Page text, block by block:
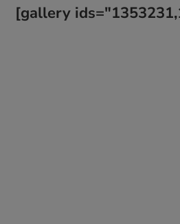
[gallery